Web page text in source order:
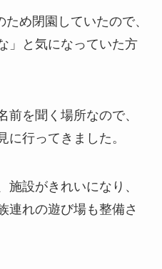
め閉園していたので、
」と気になっていた方
前を聞く場所なので、
に行ってきました。
施設がきれいになり、
連れの遊び場も整備さ